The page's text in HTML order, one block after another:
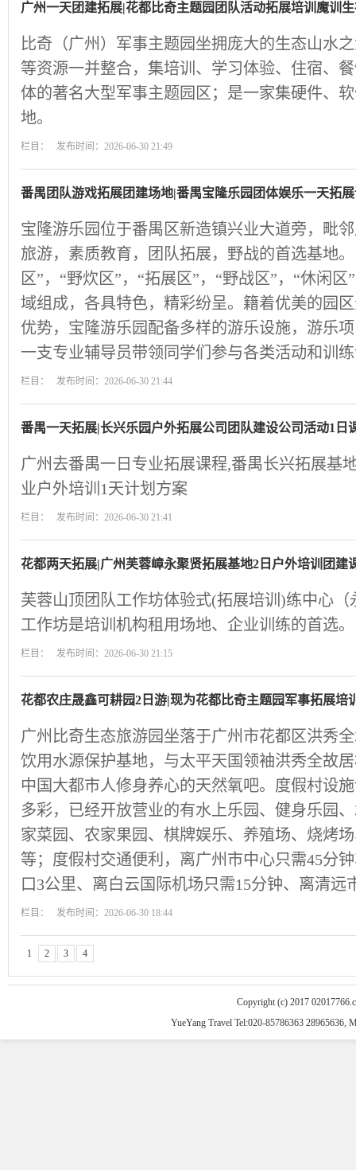
广州一天团建拓展|花都比奇主题园团队活动拓展培训魔训
比奇（广州）军事主题园坐拥庞大的生态山水
等资源一并整合，集培训、学习体验、住宿、
体的著名大型军事主题园区；是一家集硬件、
地。
栏目： 发布时间：2026-06-30 21:49
番禺团队游戏拓展团建场地|番禺宝隆乐园团体娱乐一天拓
宝隆游乐园位于番禺区新造镇兴业大道旁，毗
旅游，素质教育，团队拓展，野战的首选基地
区”，“野炊区”，“拓展区”，“野战区”，“休闲
域组成，各具特色，精彩纷呈。籍着优美的园
优势，宝隆游乐园配备多样的游乐设施，游乐
一支专业辅导员带领同学们参与各类活动和训
栏目： 发布时间：2026-06-30 21:44
番禺一天拓展|长兴乐园户外拓展公司团队建设公司活动1日
广州去番禺一日专业拓展课程,番禺长兴拓展基
业户外培训1天计划方案
栏目： 发布时间：2026-06-30 21:41
花都两天拓展|广州芙蓉嶂永聚贤拓展基地2日户外培训团建
芙蓉山顶团队工作坊体验式(拓展培训)练中心
工作坊是培训机构租用场地、企业训练的首选。
栏目： 发布时间：2026-06-30 21:15
花都农庄晟鑫可耕园2日游|现为花都比奇主题园军事拓展培
广州比奇生态旅游园坐落于广州市花都区洪秀
饮用水源保护基地，与太平天国领袖洪秀全故
中国大都市人修身养心的天然氧吧。度假村设
多彩，已经开放营业的有水上乐园、健身乐园
家菜园、农家果园、棋牌娱乐、养殖场、烧烤
等；度假村交通便利，离广州市中心只需45分
口3公里、离白云国际机场只需15分钟、离清远
栏目： 发布时间：2026-06-30 18:44
1 2 3 4
Copyright (c) 2017
YueYang Travel Tel:020-85786363 28965636,